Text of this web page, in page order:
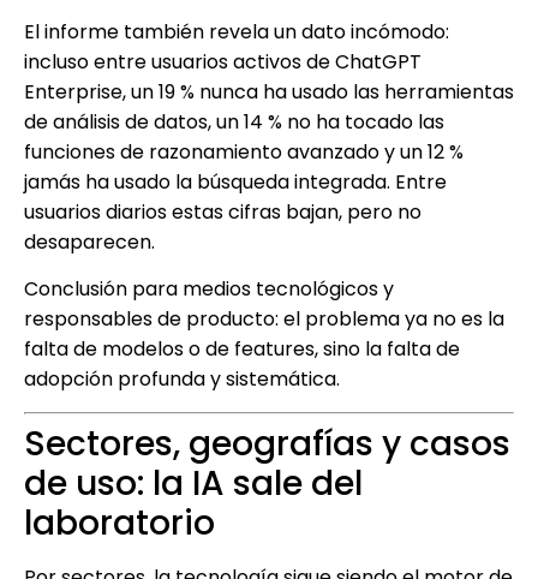
El informe también revela un dato incómodo:
incluso entre usuarios activos de ChatGPT
Enterprise, un 19 % nunca ha usado las herramientas
de análisis de datos, un 14 % no ha tocado las
funciones de razonamiento avanzado y un 12 %
jamás ha usado la búsqueda integrada. Entre
usuarios diarios estas cifras bajan, pero no
desaparecen.
Conclusión para medios tecnológicos y
responsables de producto: el problema ya no es la
falta de modelos o de features, sino la falta de
adopción profunda y sistemática.
Sectores, geografías y casos
de uso: la IA sale del
laboratorio